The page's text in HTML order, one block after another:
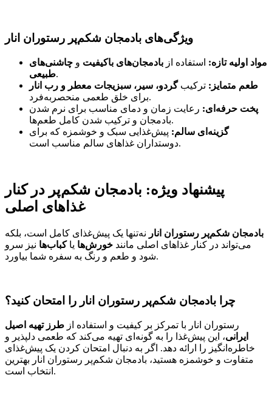
ویژگی‌های بادمجان شکم‌پر رستوران انار
مواد اولیه تازه: استفاده از بادمجان‌های باکیفیت و چاشنی‌های
طبیعی.
طعم متمایز: ترکیبگردو، سیر، سبزیجات معطر و رب انار
برای خلق طعمی منحصربه‌فرد.
پخت حرفه‌ای: رعایت زمان و دمای مناسب برای نرم شدن
بادمجان و ترکیب شدن کامل طعم‌ها.
گزینه‌ای سالم: پیش‌غذایی سبک و خوشمزه که برای
دوستداران غذاهای سالم مناسب است.
پیشنهاد ویژه: بادمجان شکم‌پر در کنار
غذاهای اصلی
بادمجان شکم‌پر رستوران انار نه‌تنها یک پیش‌غذای کامل است، بلکه
می‌تواند در کنار غذاهای اصلی مانند خورش‌ها یاکباب‌ها نیز سرو
شود و طعم و رنگ به سفره شما بیاورد.
چرا بادمجان شکم‌پر رستوران انار را امتحان کنید؟
رستوران انار با تمرکز بر کیفیت و استفاده از طرز تهیه اصیل
ایرانی، این پیش‌غذا را به گونه‌ای تهیه می‌کند که طعمی دلپذیر و
خاطره‌انگیز را ارائه دهد. اگر به دنبال امتحان کردن یک پیش‌غذای
متفاوت و خوشمزه هستید، بادمجان شکم‌پر رستوران انار بهترین
انتخاب است.